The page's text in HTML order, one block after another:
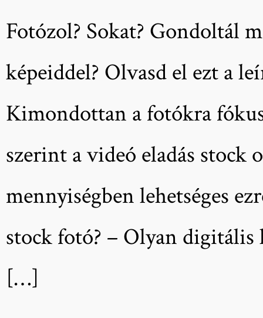
Fotózol? Sokat? Gondoltál
képeiddel? Olvasd el ezt a
Kimondottan a fotókra
szerint a videó eladás stock
mennyiségben lehetséges
stock fotó? – Olyan digitális
[…]